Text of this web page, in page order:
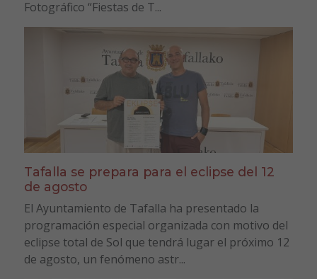
Fotográfico “Fiestas de T...
Tafalla se prepara para el eclipse del 12
de agosto
El Ayuntamiento de Tafalla ha presentado la
programación especial organizada con motivo del
eclipse total de Sol que tendrá lugar el próximo 12
de agosto, un fenómeno astr...